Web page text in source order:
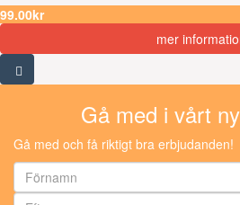
99.00kr
mer
Gå med i vårt
Gå med och få riktigt bra erbjudanden!